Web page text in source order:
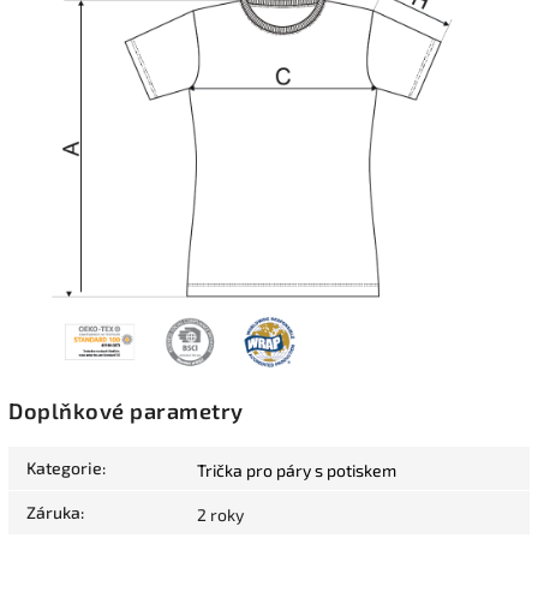
Doplňkové parametry
Kategorie: Trička pro páry s potiskem
Záruka: 2 roky